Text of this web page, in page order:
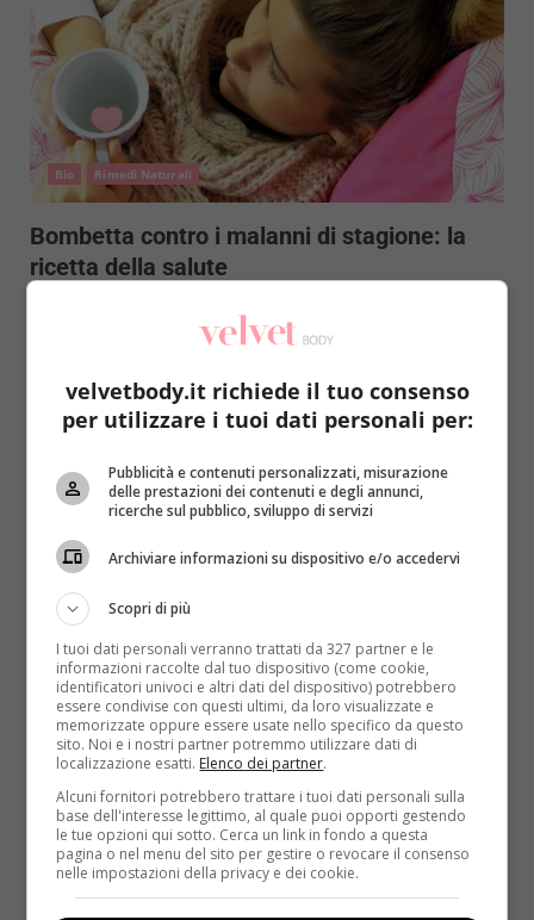
Bio Rimedi Naturali
Bombetta contro i malanni di stagione: la
ricetta della salute
Bombetta contro i malanni di stagione: una
subito meglio....
Salute
Influenza 2018-2019: come sarà, consigli
per non ammalarsi
Raffaella Mazzei 27 Settembre 2018
velvetbody.it richiede il tuo consenso
per utilizzare i tuoi dati personali per:
Pubblicità e contenuti personalizzati, misurazione
delle prestazioni dei contenuti e degli annunci,
ricerche sul pubblico, sviluppo di servizi
Archiviare informazioni su dispositivo e/o accedervi
Scopri di più
I tuoi dati personali verranno trattati da 327 partner e le
informazioni raccolte dal tuo dispositivo (come cookie,
identificatori univoci e altri dati del dispositivo) potrebbero
essere condivise con questi ultimi, da loro visualizzate e
memorizzate oppure essere usate nello specifico da questo
sito. Noi e i nostri partner potremmo utilizzare dati di
localizzazione esatti. Elenco dei partner.
Alcuni fornitori potrebbero trattare i tuoi dati personali sulla
base dell'interesse legittimo, al quale puoi opporti gestendo
le tue opzioni qui sotto. Cerca un link in fondo a questa
pagina o nel menu del sito per gestire o revocare il consenso
nelle impostazioni della privacy e dei cookie.